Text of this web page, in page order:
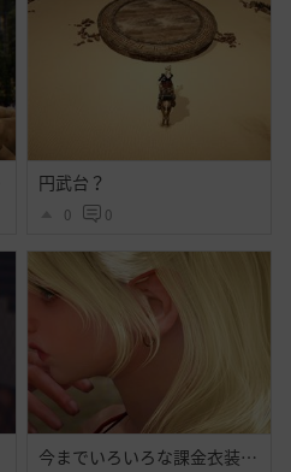
円武台？
0 0
今までいろいろな課金衣装出てそれなりに好きだったけど今回程心奪われた衣装はなかったよ・・大好きだよシトラス・・ハイセンス過ぎるよ黒砂漠☝️ぃえーぃ！